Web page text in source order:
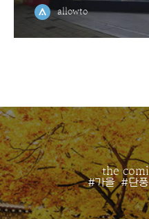
allowto
the
#가을 #단풍